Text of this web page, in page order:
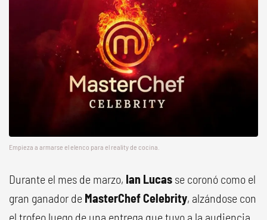
Empieza a armarse el elenco para el reality de cocina.
Durante el mes de marzo, Ian Lucas se coronó como el
gran ganador de MasterChef Celebrity, alzándose con
el trofeo luego de una entrega que tuvo a la audiencia